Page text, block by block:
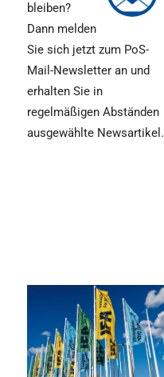
bleiben?
Dann melden
Sie sich jetzt zum PoS-
Mail-Newsletter an und
erhalten Sie in
regelmäßigen Abständen
ausgewählte Newsartikel.